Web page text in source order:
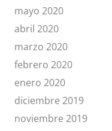
mayo 2020
abril 2020
marzo 2020
febrero 2020
enero 2020
diciembre 2019
noviembre 2019